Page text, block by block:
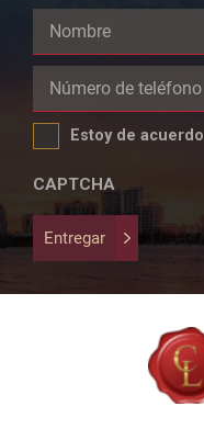
Estoy de
CAPTCHA
Phone
This
field
is
for
validation
purposes
and
Entregar